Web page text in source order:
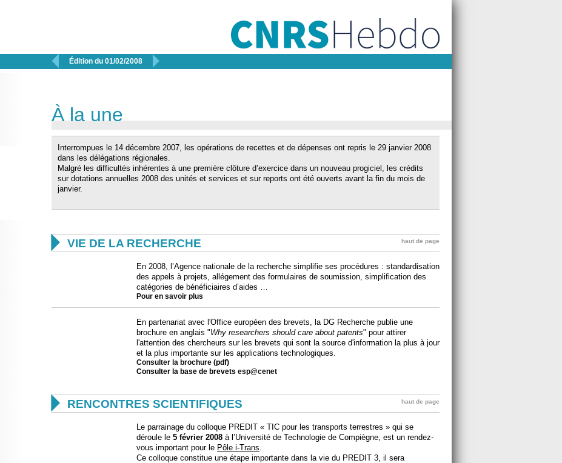
 Édition du 01/02/2008 
À la une
Interrompues le 14 décembre 2007, les opérations de recettes et de dépenses ont repris le 29 janvier 2008
dans les délégations régionales.
Malgré les difficultés inhérentes à une première clôture d’exercice dans un nouveau progiciel, les crédits
sur dotations annuelles 2008 des unités et services et sur reports ont été ouverts avant la fin du mois de
janvier.
 VIE DE LA RECHERCHE haut de page
En 2008, l’Agence nationale de la recherche simplifie ses procédures : standardisation
des appels à projets, allégement des formulaires de soumission, simplification des
catégories de bénéficiaires d’aides …
Pour en savoir plus
En partenariat avec l'Office européen des brevets, la DG Recherche publie une
brochure en anglais "Why researchers should care about patents" pour attirer
l'attention des chercheurs sur les brevets qui sont la source d'information la plus à jour
et la plus importante sur les applications technologiques.
Consulter la brochure (pdf)
Consulter la base de brevets esp@cenet
 RENCONTRES SCIENTIFIQUES haut de page
Le parrainage du colloque PREDIT « TIC pour les transports terrestres » qui se
déroule le 5 février 2008 à l’Université de Technologie de Compiègne, est un rendez-
vous important pour le Pôle i-Trans.
Ce colloque constitue une étape importante dans la vie du PREDIT 3, il sera